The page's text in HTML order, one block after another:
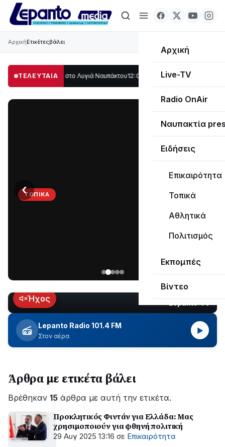
Αρχική
Live-TV
Radio OnAir
Ναυπακτία
Ειδήσεις
Επικαιρότητα
Τοπικά
Αθλητικά
Πολιτισμός
Εκπομπές
Βίντεο
ΑρχικήΕτικέτεςβάλει
ΤΕΛΕΥΤΑΙΑ
μέρος στο Λυγιά Ναυπάκτου12:08 Σε τροχιά υλοποίησης η Παράκαμψη
ΤΟΠΙΚΆ
Ναυπάκτου
εδώ
και
περίπου
δύο
ώρες
εξέλιξη
οι
εργασίες
ΔΕΔΔΗΕ
για
την
‹
LIVEΉχος
Lepanto Radio 101.4 FM
Στον αέρα
▶
Άρθρα με ετικέτα βάλει
Βρέθηκαν 15 άρθρα με αυτή την ετικέτα.
Προκλητικός Φιντάν για Ελλάδα: Μας
χρησιμοποιούν για φθηνή πολιτική
29 Αυγ 2025 13:16 σε Επικαιρότητα